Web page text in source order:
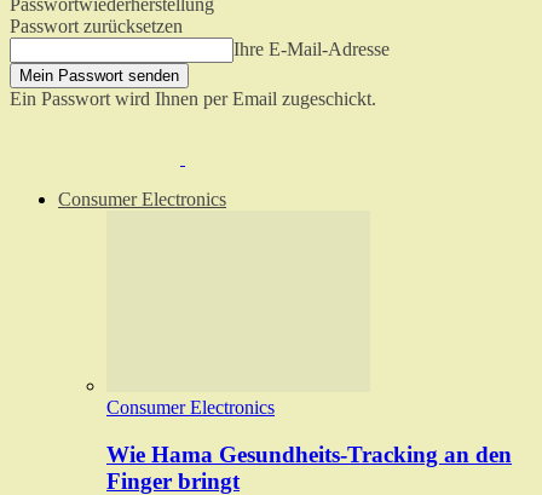
Passwortwiederherstellung
Passwort zurücksetzen
Ihre E-Mail-Adresse
Ein Passwort wird Ihnen per Email zugeschickt.
Consumer Electronics
Consumer Electronics
Wie Hama Gesundheits-Tracking an den
Finger bringt